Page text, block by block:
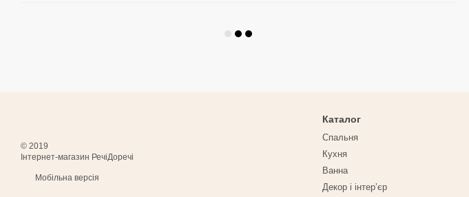
© 2019
Інтернет-магазин РечіДоречі
Мобільна версія
Каталог
Спальня
Кухня
Ванна
Декор і інтерʼєр